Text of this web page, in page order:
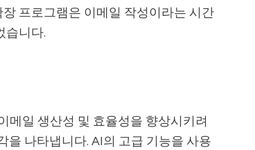
프로그램은 이메일 작성이라는 시간
습니다.
메일 생산성 및 효율성을 향상시키려
을 나타냅니다. AI의 고급 기능을 사용